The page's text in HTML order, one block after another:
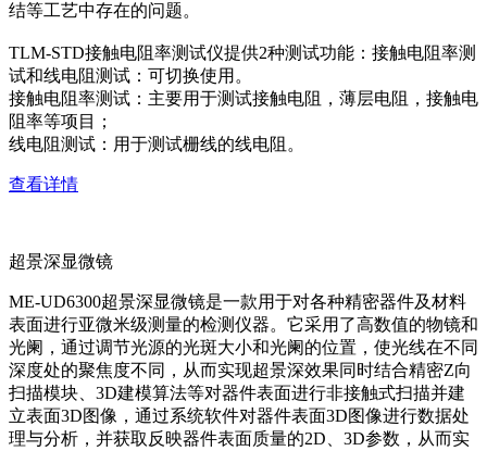
结等工艺中存在的问题。
TLM-STD接触电阻率测试仪提供2种测试功能：接触电阻率测
试和线电阻测试：可切换使用。
接触电阻率测试：主要用于测试接触电阻，薄层电阻，接触电
阻率等项目；
线电阻测试：用于测试栅线的线电阻。
查看详情
超景深显微镜
ME-UD6300超景深显微镜是一款用于对各种精密器件及材料
表面进行亚微米级测量的检测仪器。它采用了高数值的物镜和
光阑，通过调节光源的光斑大小和光阑的位置，使光线在不同
深度处的聚焦度不同，从而实现超景深效果同时结合精密Z向
扫描模块、3D建模算法等对器件表面进行非接触式扫描并建
立表面3D图像，通过系统软件对器件表面3D图像进行数据处
理与分析，并获取反映器件表面质量的2D、3D参数，从而实